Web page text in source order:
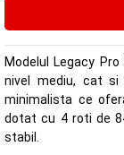
Modelul Legacy
nivel mediu, cat si
minimalista ce
dotat cu 4 roti de
stabil.